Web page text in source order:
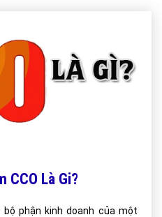
CCO Là Gi?
phận kinh doanh của một